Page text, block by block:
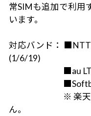
常SIMも追加で利用
います。
対応バンド： ■NTT
(1/6/19)
■au LTE (1/
■Softbank
※ 楽天モバイ
ん。